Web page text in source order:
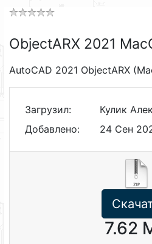
ObjectARX 2021
AutoCAD 2021 ObjectARX
Загрузил:
Кулик
Добавлено:
24 Сен
7.62